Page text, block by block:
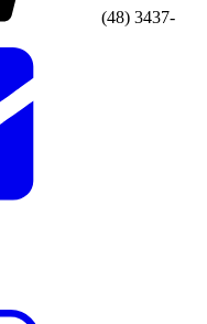
(48) 3437-